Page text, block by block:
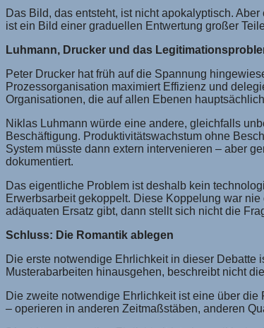
Das Bild, das entsteht, ist nicht apokalyptisch.
ist ein Bild einer graduellen Entwertung großer
Luhmann, Drucker und das
Peter Drucker hat früh auf die Spannung
Prozessorganisation maximiert Effizienz und
Organisationen, die auf allen Ebenen
Niklas Luhmann würde eine andere, gleichfalls
Beschäftigung. Produktivitätswachstum ohne
System müsste dann extern intervenieren – aber
dokumentiert.
Das eigentliche Problem ist deshalb kein
Erwerbsarbeit gekoppelt. Diese Koppelung war
adäquaten Ersatz gibt, dann stellt sich nicht die
Schluss: Die Romantik ablegen
Die erste notwendige Ehrlichkeit in dieser Debatte
Musterabarbeiten hinausgehen, beschreibt nicht
Die zweite notwendige Ehrlichkeit ist eine über
– operieren in anderen Zeitmaßstäben, anderen